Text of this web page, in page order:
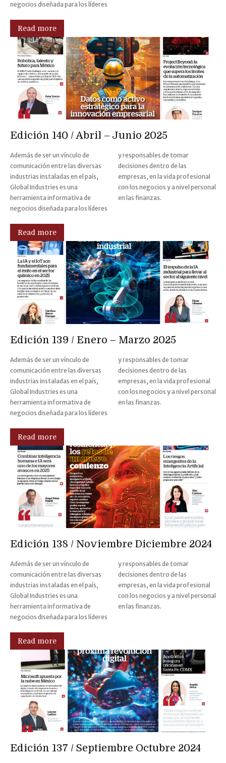
negocios diseñada para los líderes
Read more
Edición 140 / Abril – Junio 2025
Además de ser un vínculo de
comunicación entre las diversas
industrias instaladas en el país,
Global Industries es una
herramienta informativa de
negocios diseñada para los líderes
y responsables de tomar
decisiones dentro de las
empresas, en la vida profesional
con los negocios y a nivel personal
en las finanzas.
Read more
Edición 139 / Enero – Marzo 2025
Además de ser un vínculo de
comunicación entre las diversas
industrias instaladas en el país,
Global Industries es una
herramienta informativa de
negocios diseñada para los líderes
y responsables de tomar
decisiones dentro de las
empresas, en la vida profesional
con los negocios y a nivel personal
en las finanzas.
Read more
Edición 138 / Noviembre Diciembre 2024
Además de ser un vínculo de
comunicación entre las diversas
industrias instaladas en el país,
Global Industries es una
herramienta informativa de
negocios diseñada para los líderes
y responsables de tomar
decisiones dentro de las
empresas, en la vida profesional
con los negocios y a nivel personal
en las finanzas.
Read more
Edición 137 / Septiembre Octubre 2024